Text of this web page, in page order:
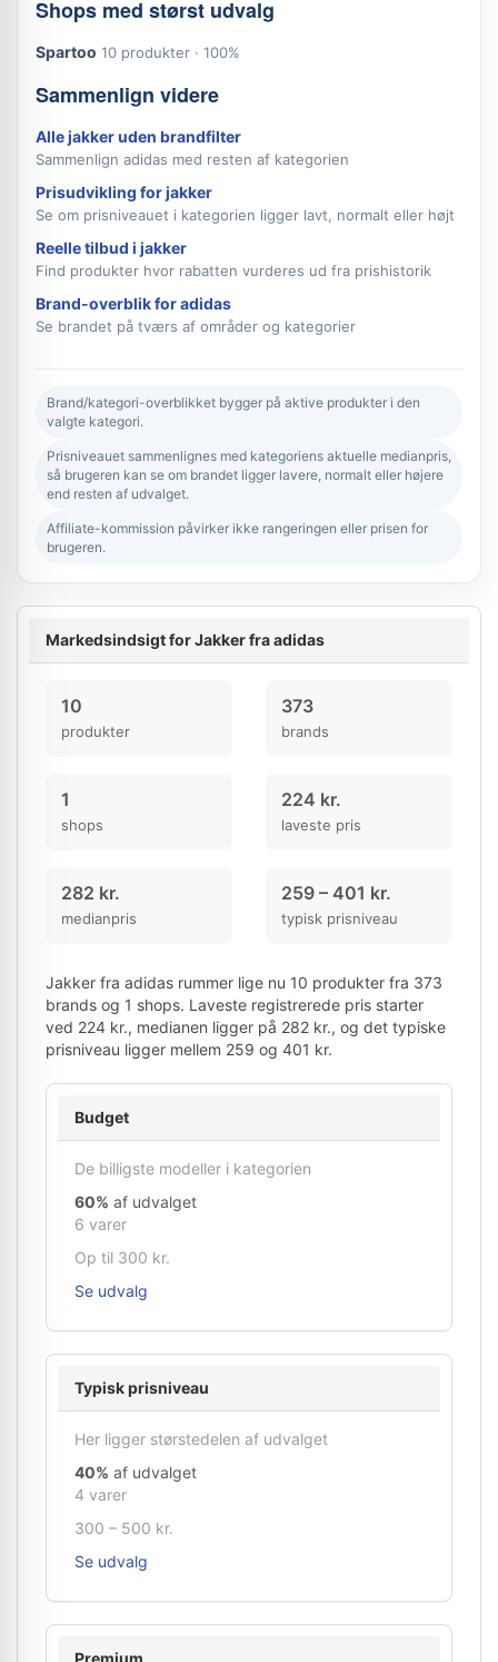
Shops med størst udvalg
Spartoo 10 produkter · 100%
Sammenlign videre
Alle jakker uden brandfilter
Sammenlign adidas med resten af kategorien
Prisudvikling for jakker
Se om prisniveauet i kategorien ligger lavt, normalt eller højt
Reelle tilbud i jakker
Find produkter hvor rabatten vurderes ud fra prishistorik
Brand-overblik for adidas
Se brandet på tværs af områder og kategorier
Brand/kategori-overblikket bygger på aktive produkter i den
valgte kategori.
Prisniveauet sammenlignes med kategoriens aktuelle medianpris,
så brugeren kan se om brandet ligger lavere, normalt eller højere
end resten af udvalget.
Affiliate-kommission påvirker ikke rangeringen eller prisen for
brugeren.
Markedsindsigt for Jakker fra adidas
10
produkter
373
brands
1
shops
224 kr.
laveste pris
282 kr.
medianpris
259 – 401 kr.
typisk prisniveau
Jakker fra adidas rummer lige nu 10 produkter fra 373
brands og 1 shops. Laveste registrerede pris starter
ved 224 kr., medianen ligger på 282 kr., og det typiske
prisniveau ligger mellem 259 og 401 kr.
Budget
De billigste modeller i kategorien
60% af udvalget
6 varer
Op til 300 kr.
Se udvalg
Typisk prisniveau
Her ligger størstedelen af udvalget
40% af udvalget
4 varer
300 – 500 kr.
Se udvalg
Premium